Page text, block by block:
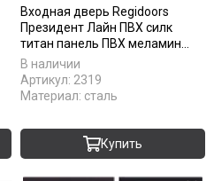
Входная дверь Regidoors
Президент Лайн ПВХ силк
титан панель ПВХ меламин
цемент светлый
В наличии
Артикул: 2319
Материал: сталь
Купить